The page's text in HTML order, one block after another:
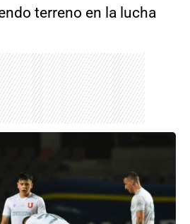
terreno en la lucha